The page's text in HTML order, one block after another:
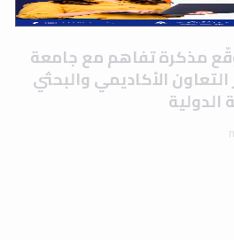
مذكرة تفاهم مع جامعة
الأكاديمي والبحثي